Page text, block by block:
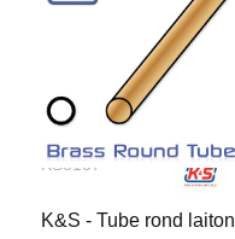
KS8137
K&S - Tube rond laiton